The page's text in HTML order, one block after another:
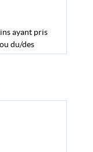
ayant pris
du/des
via la